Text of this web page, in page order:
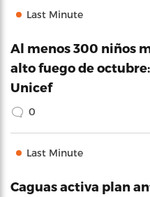
Last Minute
Al menos 300 niños
alto fuego de
Unicef
0
Last Minute
Caguas activa plan